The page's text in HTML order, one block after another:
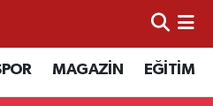
MAGAZİN EĞİTİM